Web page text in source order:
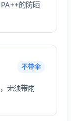
的防晒
不带伞
无须带雨